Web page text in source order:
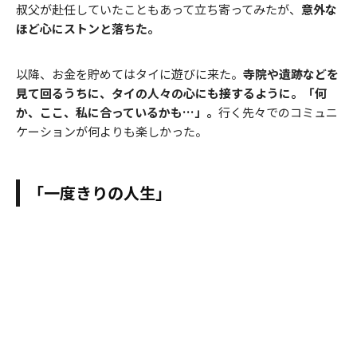
叔父が赴任していたこともあって立ち寄ってみたが、 意外な
ほど心にストンと落ちた。
以降、お金を貯めてはタイに遊びに来た。 寺院や遺跡などを
見て回るうちに、タイの人々の心にも接するように。「何
か、ここ、私に合っているかも…」。 行く先々でのコミュニ
ケーションが何よりも楽しかった。
「一度きりの人生」